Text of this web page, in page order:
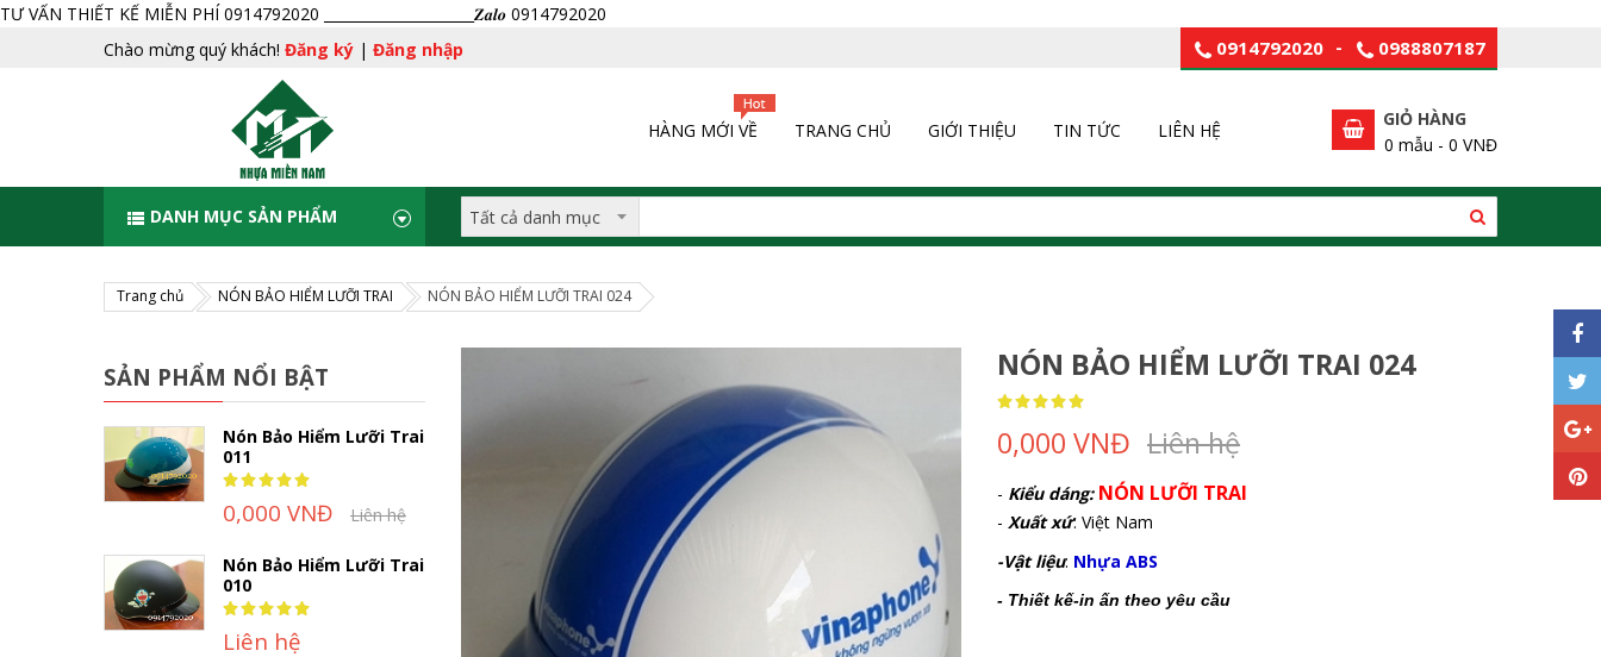
TƯ VẤN THIẾT KẾ MIỄN PHÍ 0914792020 _____________________𝒁𝒂𝒍𝒐 0914792020
Chào mừng quý khách! Đăng ký | Đăng nhập 0914792020 - 0988807187
HÀNG MỚI VỀ TRANG CHỦ GIỚI THIỆU TIN TỨC LIÊN HỆ
GIỎ HÀNG
0 mẫu - 0 VNĐ
DANH MỤC SẢN PHẨM
Trang chủ NÓN BẢO HIỂM LƯỠI TRAI NÓN BẢO HIỂM LƯỠI TRAI 024
NÓN BẢO HIỂM LƯỠI TRAI 024
Rating:
100
% of100
0,000 VNĐ Liên hệ
- Kiểu dáng: NÓN LƯỠI TRAI
- Xuất xứ: Việt Nam
-Vật liệu: Nhựa ABS
- Thiết kế-in ấn theo yêu cầu
SẢN PHẨM NỔI BẬT
Nón Bảo Hiểm Lưỡi Trai
011
Rating:
100%
0,000 VNĐ Liên hệ
Nón Bảo Hiểm Lưỡi Trai
010
Rating:
100%
Liên hệ